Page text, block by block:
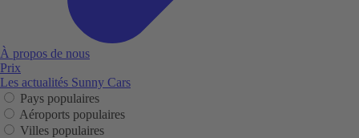
À propos de nous
Prix
Les actualités Sunny Cars
Pays populaires
Aéroports populaires
Villes populaires